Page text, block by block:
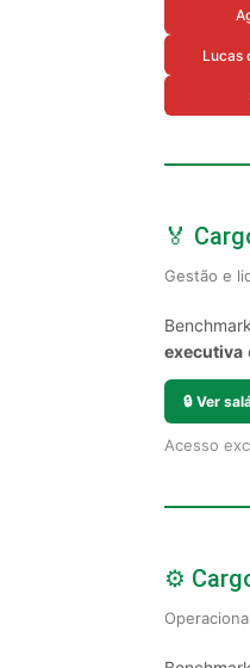
Lucas
🏅
Gestão e
executiva
🔒 Ver
Acesso
⚙️